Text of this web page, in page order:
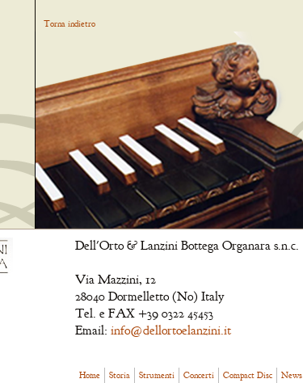
Torna indietro
Dell'Orto & Lanzini Bottega Organara s.n.c.
Via Mazzini, 12
28040 Dormelletto (No) Italy
Tel. e FAX +39 0322 45453
Email: info@dellortoelanzini.it
Home Storia Strumenti Concerti Compact Disc News